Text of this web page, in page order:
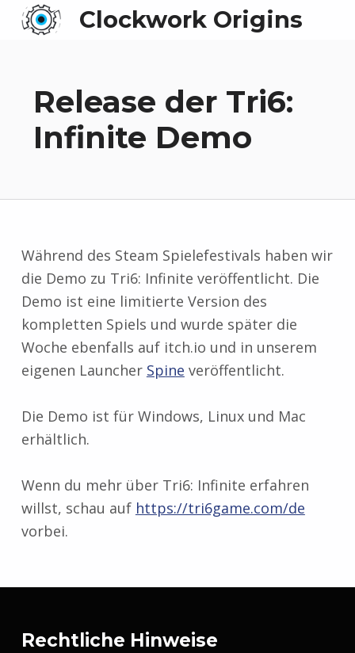
Clockwork Origins
Release der Tri6:
Infinite Demo
Während des Steam Spielefestivals haben wir
die Demo zu Tri6: Infinite veröffentlicht. Die
Demo ist eine limitierte Version des
kompletten Spiels und wurde später die
Woche ebenfalls auf itch.io und in unserem
eigenen Launcher Spine veröffentlicht.
Die Demo ist für Windows, Linux und Mac
erhältlich.
Wenn du mehr über Tri6: Infinite erfahren
willst, schau auf https://tri6game.com/de
vorbei.
Rechtliche Hinweise